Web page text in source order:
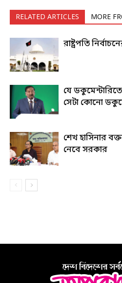
RELATED ARTICLES MORE
রাষ্ট্রপতি
যে
সেটা কোনো
শেখ হাসিনার
নেবে সরকার